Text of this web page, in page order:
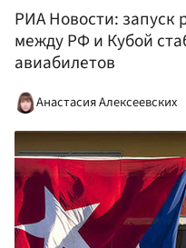
РИА Новости: запуск
между РФ и Кубой
авиабилетов
Анастасия Алексеевских